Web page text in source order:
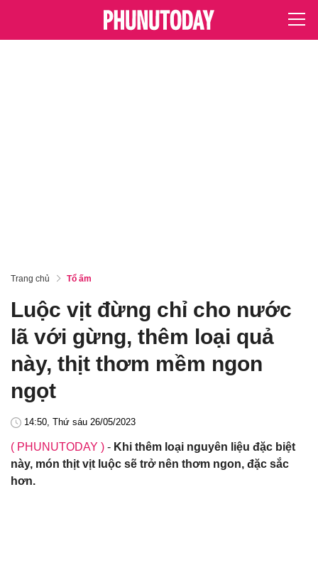
Trang chủ Tổ ấm
Luộc vịt đừng chỉ cho nước
lã với gừng, thêm loại quả
này, thịt thơm mềm ngon
ngọt
14:50, Thứ sáu 26/05/2023
( PHUNUTODAY ) - Khi thêm loại nguyên liệu đặc biệt
này, món thịt vịt luộc sẽ trở nên thơm ngon, đặc sắc
hơn.